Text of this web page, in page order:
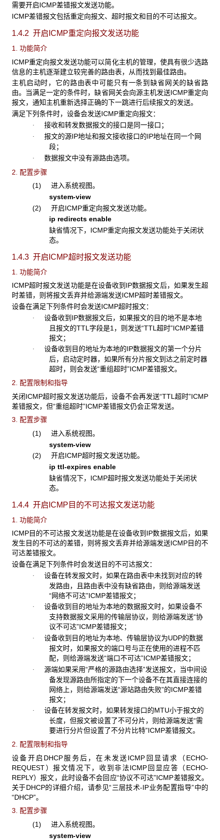
需要开启ICMP差错报文发送功能。
ICMP差错报文包括重定向报文、超时报文和目的不可达报文。
1.4.2 开启ICMP重定向报文发送功能
1. 功能简介
ICMP重定向报文发送功能可以简化主机的管理，使具有很少选路
信息的主机逐渐建立较完善的路由表，从而找到最佳路由。
主机启动时，它的路由表中可能只有一条到缺省网关的缺省路
由。当满足一定的条件时，缺省网关会向源主机发送ICMP重定向
报文，通知主机重新选择正确的下一跳进行后续报文的发送。
满足下列条件时，设备会发送ICMP重定向报文：
· 接收和转发数据报文的接口是同一接口；
· 报文的源IP地址和报文接收接口的IP地址在同一个网
段；
· 数据报文中没有源路由选项。
2. 配置步骤
(1) 进入系统视图。
system-view
(2) 开启ICMP重定向报文发送功能。
ip redirects enable
缺省情况下，ICMP重定向报文发送功能处于关闭状
态。
1.4.3 开启ICMP超时报文发送功能
1. 功能简介
ICMP超时报文发送功能是在设备收到IP数据报文后，如果发生超
时差错，则将报文丢弃并给源端发送ICMP超时差错报文。
设备在满足下列条件时会发送ICMP超时报文：
· 设备收到IP数据报文后，如果报文的目的地不是本地
且报文的TTL字段是1，则发送“TTL超时”ICMP差错
报文；
· 设备收到目的地址为本地的IP数据报文的第一个分片
后，启动定时器，如果所有分片报文到达之前定时器
超时，则会发送“重组超时”ICMP差错报文。
2. 配置限制和指导
关闭ICMP超时报文发送功能后，设备不会再发送“TTL超时”ICMP
差错报文，但“重组超时”ICMP差错报文仍会正常发送。
3. 配置步骤
(1) 进入系统视图。
system-view
(2) 开启ICMP超时报文发送功能。
ip ttl-expires enable
缺省情况下，ICMP超时报文发送功能处于关闭状
态。
1.4.4 开启ICMP 目的不可达报文发送功能
1. 功能简介
ICMP目的不可达报文发送功能是在设备收到IP数据报文后，如果
发生目的不可达的差错，则将报文丢弃并给源端发送ICMP目的不
可达差错报文。
设备在满足下列条件时会发送目的不可达报文：
· 设备在转发报文时，如果在路由表中未找到对应的转
发路由，且路由表中没有缺省路由，则给源端发送
“网络不可达”ICMP差错报文；
· 设备收到目的地址为本地的数据报文时，如果设备不
支持数据报文采用的传输层协议，则给源端发送“协
议不可达”ICMP差错报文；
· 设备收到目的地址为本地、传输层协议为UDP的数据
报文时，如果报文的端口号与正在使用的进程不匹
配，则给源端发送“端口不可达”ICMP差错报文；
· 源端如果采用“严格的源路由选择”发送报文，当中间设
备发现源路由所指定的下一个设备不在其直接连接的
网络上，则给源端发送“源站路由失败”的ICMP差错
报文；
· 设备在转发报文时，如果转发接口的MTU小于报文的
长度，但报文被设置了不可分片，则给源端发送“需
要进行分片但设置了不分片比特”ICMP差错报文。
2. 配置限制和指导
设备开启DHCP服务后，在未发送ICMP回显请求（ECHO-
REQUEST）报文情况下，收到非法ICMP回显应答（ECHO-
REPLY）报文，此时设备不会回应“协议不可达”ICMP差错报文。
关于DHCP的详细介绍，请参见“三层技术-IP业务配置指导”中的
“DHCP”。
3. 配置步骤
(1) 进入系统视图。
system-view